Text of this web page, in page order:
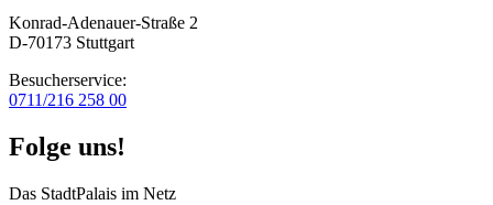
Konrad-Adenauer-Straße 2
D-70173 Stuttgart
Besucherservice:
0711/216 258 00
Folge uns!
Das StadtPalais im Netz